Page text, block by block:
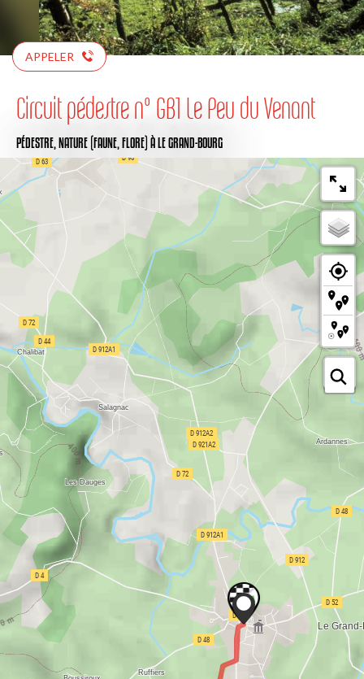
APPELER
Circuit pédestre n° GB1 Le Peu du Venant
PÉDESTRE, NATURE (FAUNE, FLORE) À LE GRAND-BOURG